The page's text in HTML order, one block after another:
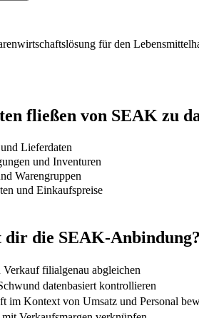
für den
fließen von SEAK zu
Lieferdaten
und Inventuren
Warengruppen
und Einkaufspreise
dir die SEAK-Anbindung?
Verkauf filialgenau abgleichen
datenbasiert kontrollieren
im Kontext von Umsatz und Personal